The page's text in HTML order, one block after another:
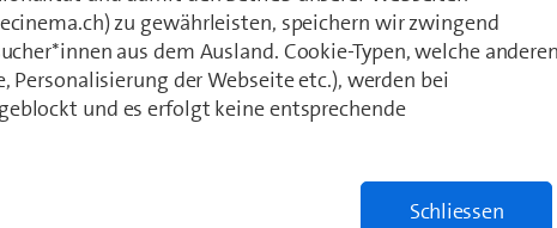
zu gewährleisten, speichern wir zwingend
aus dem Ausland. Cookie-Typen, welche anderen
Personalisierung der Webseite etc.), werden bei
und es erfolgt keine entsprechende
Schliessen